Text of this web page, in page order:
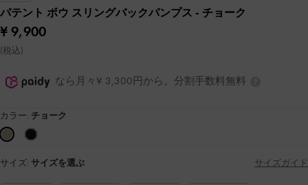
パテント ボウ スリングバックパンプス - チョーク
¥ 9,900
(税込)
なら月々¥ 3,300円から。分割手数料無料
カラー: チョーク
サイズ: サイズを選ぶ サイズガイド